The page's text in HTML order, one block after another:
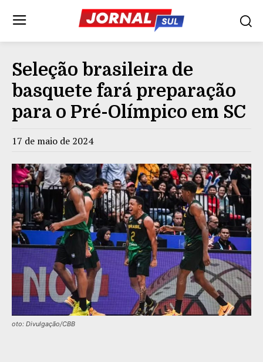
Seleção brasileira de
basquete fará preparação
para o Pré-Olímpico em SC
17 de maio de 2024
oto: Divulgação/CBB